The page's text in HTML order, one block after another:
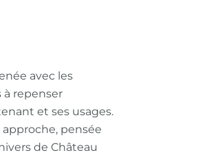
avec les
à repenser
et ses usages.
pensée
de Château